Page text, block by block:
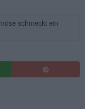
schmeckt ein